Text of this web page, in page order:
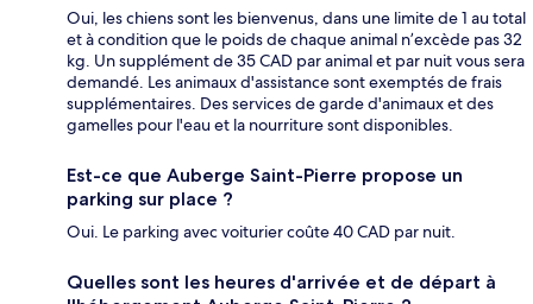
Oui, les chiens sont les bienvenus, dans une limite de 1 au total
et à condition que le poids de chaque animal n’excède pas 32
kg. Un supplément de 35 CAD par animal et par nuit vous sera
demandé. Les animaux d'assistance sont exemptés de frais
supplémentaires. Des services de garde d'animaux et des
gamelles pour l'eau et la nourriture sont disponibles.
Est-ce que Auberge Saint-Pierre propose un
parking sur place ?
Oui. Le parking avec voiturier coûte 40 CAD par nuit.
Quelles sont les heures d'arrivée et de départ à